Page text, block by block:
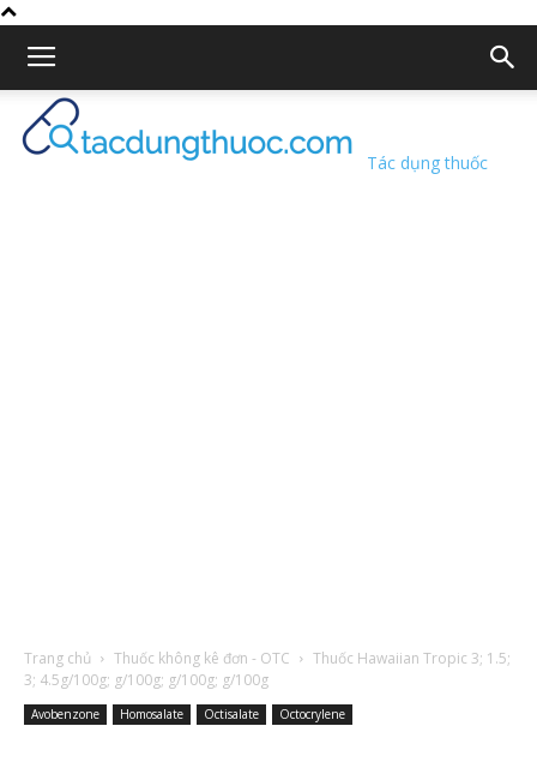
Tác dụng thuốc
Trang chủ Thuốc không kê đơn - OTC
Thuốc Hawaiian Tropic 3; 1.5;
3; 4.5g/100g; g/100g; g/100g; g/100g
Avobenzone Homosalate Octisalate Octocrylene